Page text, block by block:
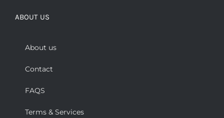
ABOUT US
About us
Contact
FAQS
Terms & Services